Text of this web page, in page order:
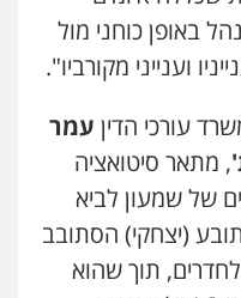
באופן כוחני מול
וענייני מקורביו".
עורכי הדין עמר
, מתאר סיטואציה
של שמעון לביא
(יצחקי) הסתובב
תוך שהוא